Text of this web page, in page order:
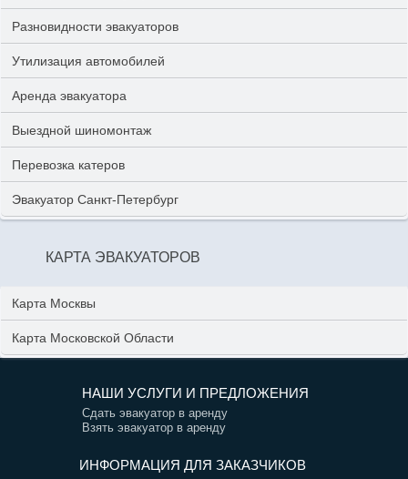
Разновидности эвакуаторов
Утилизация автомобилей
Аренда эвакуатора
Выездной шиномонтаж
Перевозка катеров
Эвакуатор Санкт-Петербург
КАРТА ЭВАКУАТОРОВ
Карта Москвы
Карта Московской Области
НАШИ УСЛУГИ И ПРЕДЛОЖЕНИЯ
Сдать эвакуатор в аренду
Взять эвакуатор в аренду
ИНФОРМАЦИЯ ДЛЯ ЗАКАЗЧИКОВ